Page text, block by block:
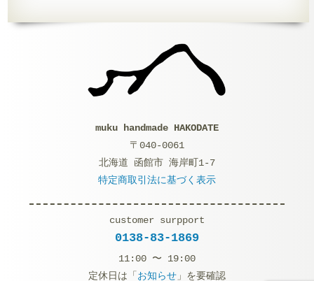
muku handmade HAKODATE
〒040-0061
北海道 函館市 海岸町1-7
特定商取引法に基づく表示
customer surpport
0138-83-1869
11:00 〜 19:00
定休日は「 お知らせ 」を要確認